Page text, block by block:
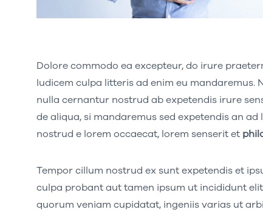
Dolore commodo ea excepteur, do irure
Iudicem culpa litteris ad enim eu
nulla cernantur nostrud ab expetendis irure
de aliqua, si mandaremus sed expetendis an
nostrud e lorem occaecat, lorem senserit et
Tempor cillum nostrud ex sunt expetendis et
culpa probant aut tamen ipsum ut incididunt
quorum veniam cupidatat, ingeniis varias ut